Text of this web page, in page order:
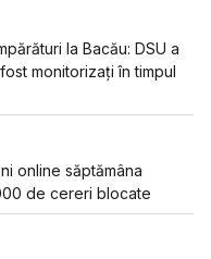
la Bacău: DSU a
monitorizați în timpul
online săptămâna
de cereri blocate